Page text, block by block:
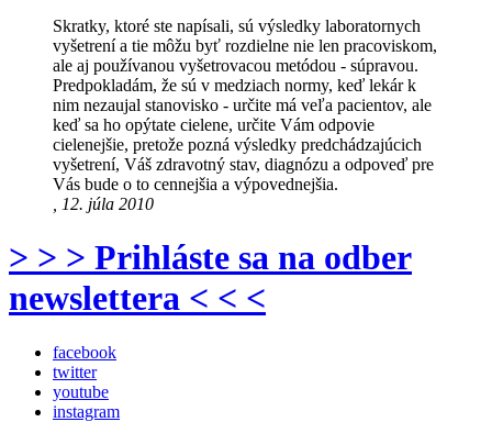
Skratky, ktoré ste napísali, sú výsledky laboratornych
vyšetrení a tie môžu byť rozdielne nie len pracoviskom,
ale aj používanou vyšetrovacou metódou - súpravou.
Predpokladám, že sú v medziach normy, keď lekár k
nim nezaujal stanovisko - určite má veľa pacientov, ale
keď sa ho opýtate cielene, určite Vám odpovie
cielenejšie, pretože pozná výsledky predchádzajúcich
vyšetrení, Váš zdravotný stav, diagnózu a odpoveď pre
Vás bude o to cennejšia a výpovednejšia.
, 12. júla 2010
> > > Prihláste sa na odber
newslettera < < <
facebook
twitter
youtube
instagram